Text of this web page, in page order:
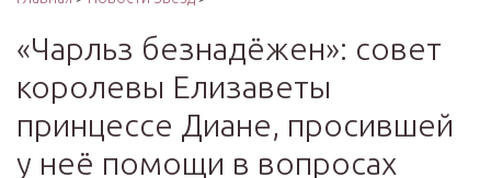
«Чарльз безнадёжен»: совет
королевы Елизаветы
принцессе Диане, просившей
у неё помощи в вопросах